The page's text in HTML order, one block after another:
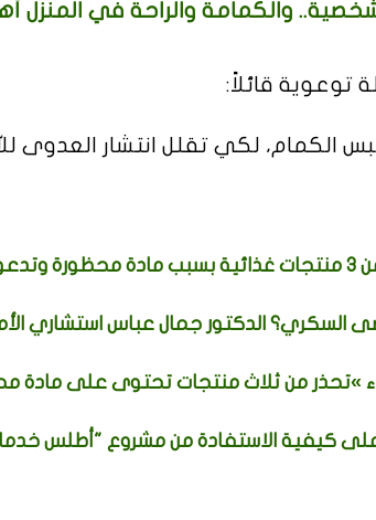
والكمامة والراحة في المنزل
توعوية قائلاً:
الكمام، لكي تقلل انتشار العدوى
السكري؟ الدكتور جمال عباس استشاري
»تحذر من ثلاث منتجات تحتوى على مادة
كيفية الاستفادة من مشروع "أطلس خدمات